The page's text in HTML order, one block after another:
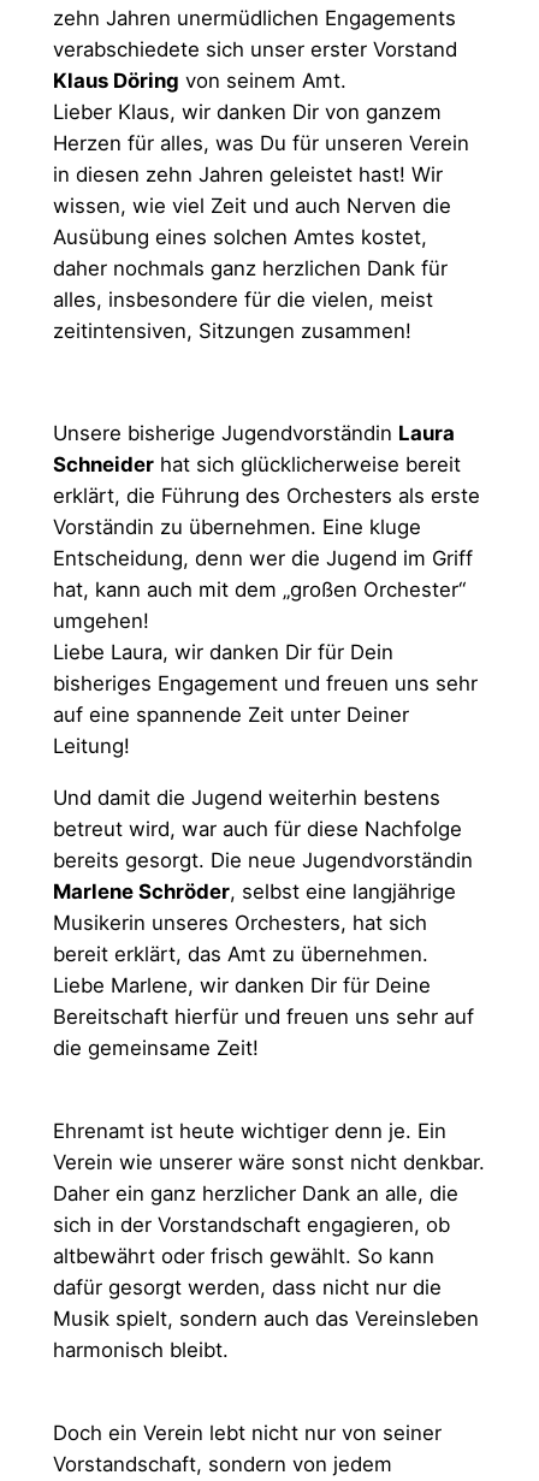
zehn Jahren unermüdlichen Engagements
verabschiedete sich unser erster Vorstand
Klaus Döring von seinem Amt.
Lieber Klaus, wir danken Dir von ganzem
Herzen für alles, was Du für unseren Verein
in diesen zehn Jahren geleistet hast! Wir
wissen, wie viel Zeit und auch Nerven die
Ausübung eines solchen Amtes kostet,
daher nochmals ganz herzlichen Dank für
alles, insbesondere für die vielen, meist
zeitintensiven, Sitzungen zusammen!
Unsere bisherige Jugendvorständin Laura
Schneiderhat sich glücklicherweise bereit
erklärt, die Führung des Orchesters als erste
Vorständin zu übernehmen. Eine kluge
Entscheidung, denn wer die Jugend im Griff
hat, kann auch mit dem „großen Orchester“
umgehen!
Liebe Laura, wir danken Dir für Dein
bisheriges Engagement und freuen uns sehr
auf eine spannende Zeit unter Deiner
Leitung!
Und damit die Jugend weiterhin bestens
betreut wird, war auch für diese Nachfolge
bereits gesorgt. Die neue Jugendvorständin
Marlene Schröder, selbst eine langjährige
Musikerin unseres Orchesters, hat sich
bereit erklärt, das Amt zu übernehmen.
Liebe Marlene, wir danken Dir für Deine
Bereitschaft hierfür und freuen uns sehr auf
die gemeinsame Zeit!
Ehrenamt ist heute wichtiger denn je. Ein
Verein wie unserer wäre sonst nicht denkbar.
Daher ein ganz herzlicher Dank an alle, die
sich in der Vorstandschaft engagieren, ob
altbewährt oder frisch gewählt. So kann
dafür gesorgt werden, dass nicht nur die
Musik spielt, sondern auch das Vereinsleben
harmonisch bleibt.
Doch ein Verein lebt nicht nur von seiner
Vorstandschaft, sondern von jedem